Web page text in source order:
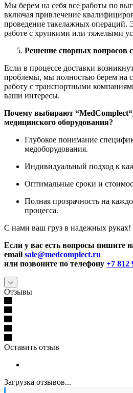
Мы берем на себя все работы по
включая привлечение
проведение такелажных операций.
работе с хрупкими или тяжелыми
Решение спорных вопросов
Если в процессе доставки
проблемы, мы полностью берем на
работу с транспортными
ваши интересы.
Почему выбирают “MedComplect
медицинского оборудования?
Глубокое понимание
медоборудования.
Индивидуальный подход к
Оптимальные сроки и
Полная прозрачность на
процесса.
С нами ваш груз в надежных руках!
Если у вас есть вопросы пишите
email sale@medcomplect.ru
или позвоните по телефону +7 812
Отзывы
Оставить отзыв
Загрузка отзывов...